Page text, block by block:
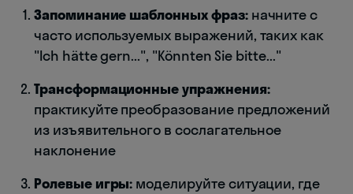
Запоминание шаблонных фраз:начните с
часто используемых выражений, таких как
"Ich hätte gern...", "Könnten Sie bitte..."
Трансформационные упражнения:
практикуйте преобразование предложений
из изъявительного в сослагательное
наклонение
Ролевые игры: моделируйте ситуации, где